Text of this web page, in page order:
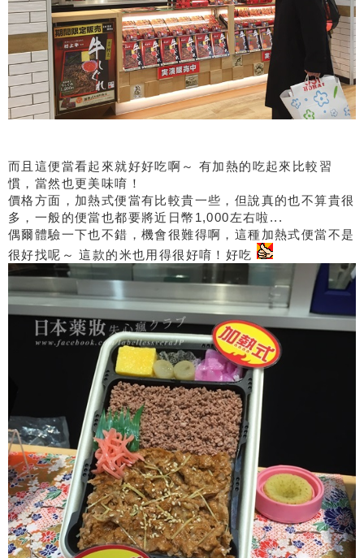
而且這便當看起來就好好吃啊～ 有加熱的吃起來比較習
慣，當然也更美味唷！
價格方面，加熱式便當有比較貴一些，但說真的也不算貴很
多，一般的便當也都要將近日幣1,000左右啦...
偶爾體驗一下也不錯，機會很難得啊，這種加熱式便當不是
很好找呢～ 這款的米也用得很好唷！好吃